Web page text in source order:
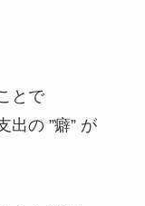
とで
出の ”癖” が